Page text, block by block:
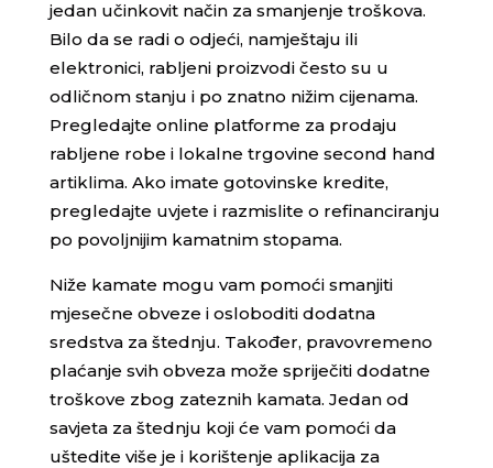
jedan učinkovit način za smanjenje troškova.
Bilo da se radi o odjeći, namještaju ili
elektronici, rabljeni proizvodi često su u
odličnom stanju i po znatno nižim cijenama.
Pregledajte online platforme za prodaju
rabljene robe i lokalne trgovine second hand
artiklima. Ako imate gotovinske kredite,
pregledajte uvjete i razmislite o refinanciranju
po povoljnijim kamatnim stopama.
Niže kamate mogu vam pomoći smanjiti
mjesečne obveze i osloboditi dodatna
sredstva za štednju. Također, pravovremeno
plaćanje svih obveza može spriječiti dodatne
troškove zbog zateznih kamata. Jedan od
savjeta za štednju koji će vam pomoći da
uštedite više je i korištenje aplikacija za